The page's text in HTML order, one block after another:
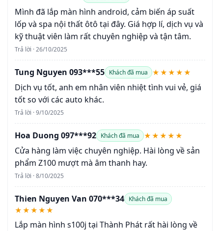
Mình đã lắp màn hình android, cảm biến áp suất
lốp và spa nội thất ôtô tại đây. Giá hợp lí, dịch vụ và
kỹ thuật viên làm rất chuyên nghiệp và tận tâm.
Trả lời · 26/10/2025
Tung Nguyen 093***55 Khách đã mua ★★★★★
Dịch vụ tốt, anh em nhân viên nhiệt tình vui vẻ, giá
tốt so với các auto khác.
Trả lời · 9/10/2025
Hoa Duong 097***92 Khách đã mua ★★★★★
Cửa hàng làm việc chuyên nghiệp. Hài lòng về sản
phẩm Z100 mượt mà âm thanh hay.
Trả lời · 8/10/2025
Thien Nguyen Van 070***34 Khách đã mua
★★★★★
Lắp màn hình s100j tại Thành Phát rất hài lòng về